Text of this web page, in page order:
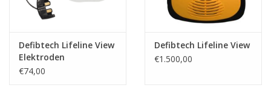
Defibtech Lifeline View
Elektroden
Volwassenen
€74,00
Defibtech Lifeline View
€1.500,00